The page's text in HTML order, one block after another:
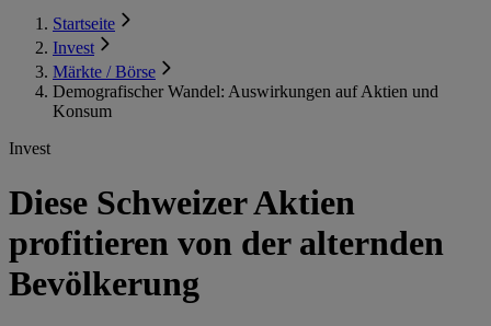
Startseite
Invest
Märkte / Börse
Demografischer Wandel: Auswirkungen auf Aktien und
Konsum
Invest
Diese Schweizer Aktien
profitieren von der alternden
Bevölkerung